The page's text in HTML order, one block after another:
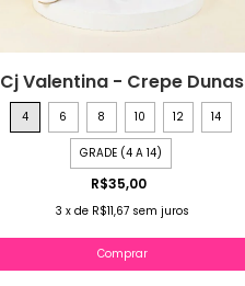
Cj Valentina - Crepe Dunas
4 6 8 10 12 14
GRADE (4 A 14)
R$35,00
3 x de R$11,67 sem juros
Comprar